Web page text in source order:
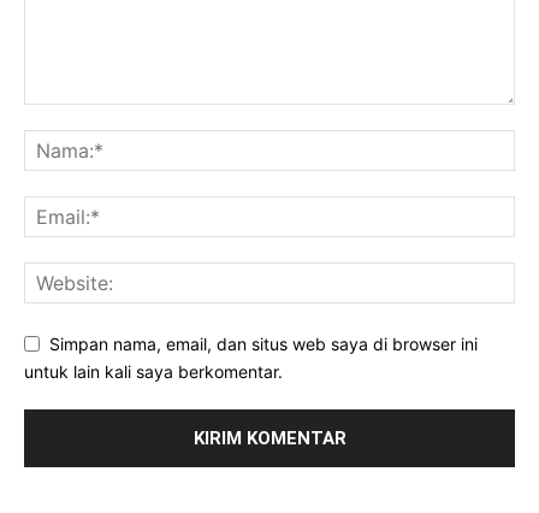
Simpan nama, email, dan situs web saya di browser ini
untuk lain kali saya berkomentar.